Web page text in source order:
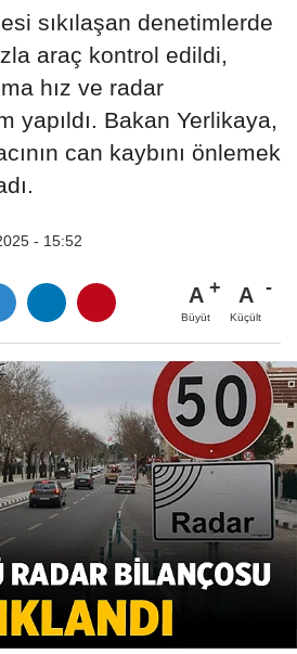
sıkılaşan denetimlerde
araç kontrol edildi,
hız ve radar
yapıldı. Bakan Yerlikaya,
can kaybını önlemek
- 15:52
A
Büyüt
A
Küçült